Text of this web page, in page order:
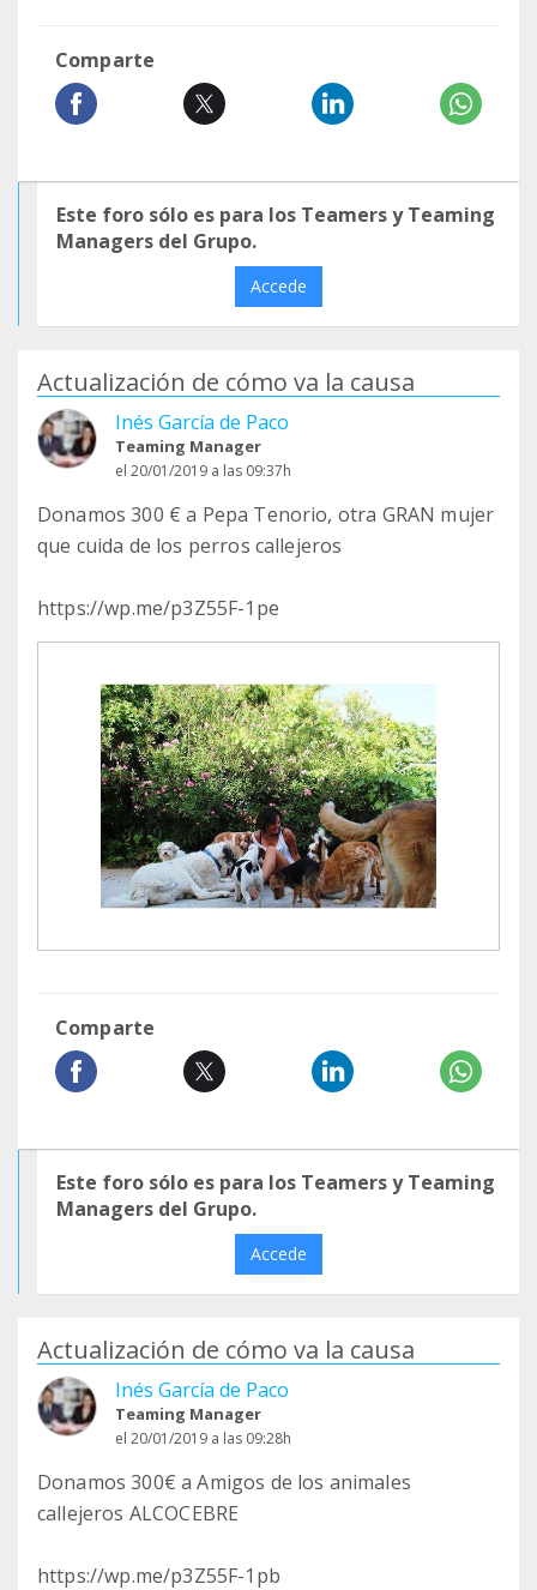
Comparte
Este foro sólo es para los Teamers y Teaming
Managers del Grupo.
Accede
Actualización de cómo va la causa
Inés García de Paco
Teaming Manager
el 20/01/2019 a las 09:37h
Donamos 300 € a Pepa Tenorio, otra GRAN mujer
que cuida de los perros callejeros
https://wp.me/p3Z55F-1pe
Comparte
Este foro sólo es para los Teamers y Teaming
Managers del Grupo.
Accede
Actualización de cómo va la causa
Inés García de Paco
Teaming Manager
el 20/01/2019 a las 09:28h
Donamos 300€ a Amigos de los animales
callejeros ALCOCEBRE
https://wp.me/p3Z55F-1pb